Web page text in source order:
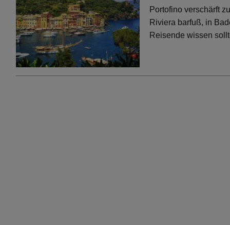
Portofino verschärft
Riviera barfuß, in
Reisende wissen